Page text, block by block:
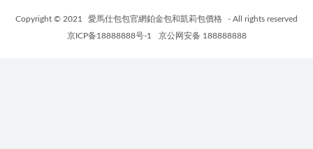
Copyright © 2021 愛馬仕包包官網鉑金包和凱莉包價格
- All rights reserved
京ICP备18888888号-1
京公网安备 188888888